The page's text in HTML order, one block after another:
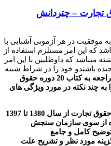
موفقیت در هر آزمونی آشنایی با
که این امر مستلزم استفاده از
میباشد که داوطلبین با این امر
باشندو خود را در شراط شبیه
جهت سهولت مراجعه به کتاب 20 دوره حقوق
به چند نکته در مورد ویژگی های
گرداوری 20 دوره سوالات حقوق تجارت از سال 1380 تا 1397
از سوی سازمان سنجش
توضیح کامل و جامع
موزد نظر و تشریح علت